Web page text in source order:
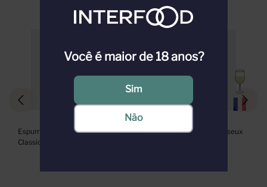
Espumante Domaine Evremond
Classic Cuvée Edition 750ml
J P Chenet Brut Vin Mousseux
Você é maior de 18 anos?
Sim
Não